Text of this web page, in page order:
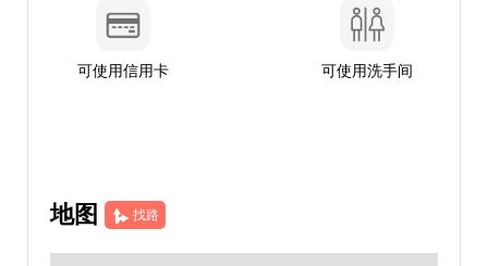
可使用信用卡 可使用洗手间
地图 找路